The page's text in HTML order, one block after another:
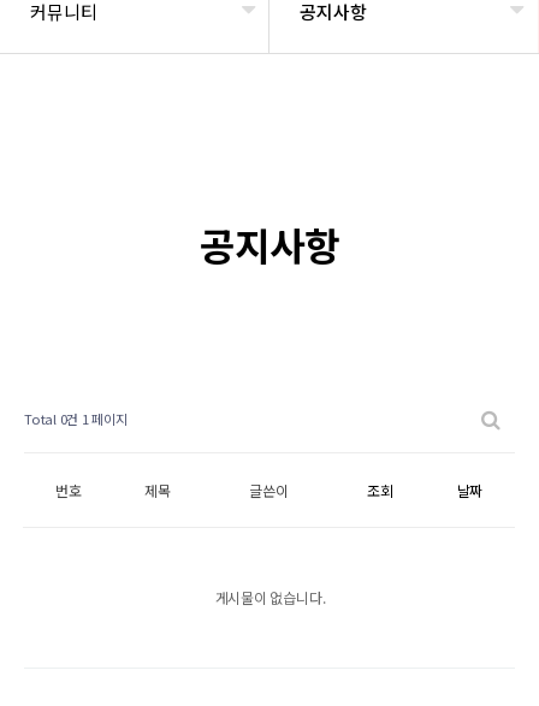
커뮤니티 공지사항
공지사항
Total 0건 1 페이지
번호 제목 글쓴이 조회 날짜
게시물이 없습니다.